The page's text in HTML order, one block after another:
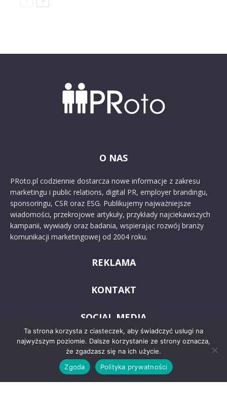
O NAS
PRoto.pl codziennie dostarcza nowe informacje z zakresu
marketingu i public relations, digital PR, employer brandingu,
sponsoringu, CSR oraz ESG. Publikujemy najważniejsze
wiadomości, przekrojowe artykuły, przykłady najciekawszych
kampanii, wywiady oraz badania, wspierając rozwój branży
komunikacji marketingowej od 2004 roku.
REKLAMA
KONTAKT
SOCIAL MEDIA
Ta strona korzysta z ciasteczek, aby świadczyć usługi na
najwyższym poziomie. Dalsze korzystanie ze strony oznacza,
że zgadzasz się na ich użycie.
Zgoda
Polityka prywatności